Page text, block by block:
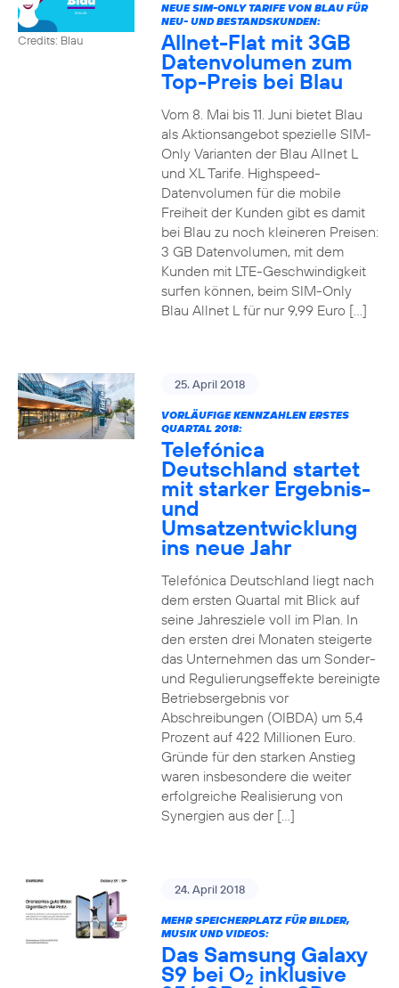
Credits: Blau
NEUE SIM-ONLY TARIFE VON BLAU FÜR
NEU- UND BESTANDSKUNDEN:
Allnet-Flat mit 3GB
Datenvolumen zum
Top-Preis bei Blau
Vom 8. Mai bis 11. Juni bietet Blau
als Aktionsangebot spezielle SIM-
Only Varianten der Blau Allnet L
und XL Tarife. Highspeed-
Datenvolumen für die mobile
Freiheit der Kunden gibt es damit
bei Blau zu noch kleineren Preisen:
3 GB Datenvolumen, mit dem
Kunden mit LTE-Geschwindigkeit
surfen können, beim SIM-Only
Blau Allnet L für nur 9,99 Euro […]
25. April 2018
VORLÄUFIGE KENNZAHLEN ERSTES
QUARTAL 2018:
Telefónica
Deutschland startet
mit starker Ergebnis-
und
Umsatzentwicklung
ins neue Jahr
Telefónica Deutschland liegt nach
dem ersten Quartal mit Blick auf
seine Jahresziele voll im Plan. In
den ersten drei Monaten steigerte
das Unternehmen das um Sonder-
und Regulierungseffekte bereinigte
Betriebsergebnis vor
Abschreibungen (OIBDA) um 5,4
Prozent auf 422 Millionen Euro.
Gründe für den starken Anstieg
waren insbesondere die weiter
erfolgreiche Realisierung von
Synergien aus der […]
24. April 2018
MEHR SPEICHERPLATZ FÜR BILDER,
MUSIK UND VIDEOS:
Das Samsung Galaxy
S9 bei O2 inklusive